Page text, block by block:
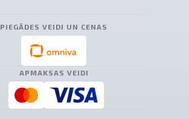
PIEGĀDES VEIDI UN CENAS
APMAKSAS VEIDI